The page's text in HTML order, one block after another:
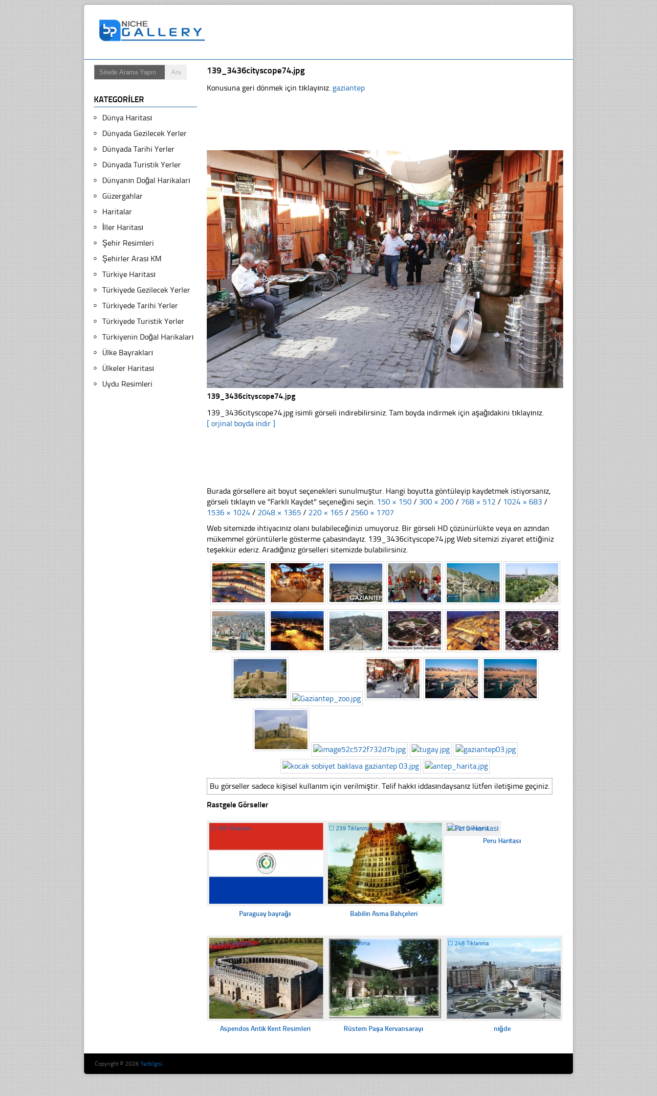
139_3436cityscope74.jpg
Konusuna geri dönmek için tıklayınız. gaziantep
139_3436cityscope74.jpg
139_3436cityscope74.jpg isimli görseli indirebilirsiniz. Tam boyda indirmek için aşağıdakini tıklayınız.
[ orjinal boyda indir ]
Burada görsellere ait boyut seçenekleri sunulmuştur. Hangi boyutta göntüleyip kaydetmek istiyorsanız,
görseli tıklayın ve "Farklı Kaydet" seçeneğini seçin. 150 × 150 / 300 × 200 / 768 × 512 / 1024 × 683 /
1536 × 1024 / 2048 × 1365 / 220 × 165 / 2560 × 1707
Web sitemizde ihtiyacınız olanı bulabileceğinizi umuyoruz. Bir görseli HD çözünürlükte veya en azından
mükemmel görüntülerle gösterme çabasındayız. 139_3436cityscope74.jpg Web sitemizi ziyaret ettiğiniz
teşekkür ederiz. Aradığınız görselleri sitemizde bulabilirsiniz.
Bu görseller sadece kişisel kullanım için verilmiştir. Telif hakkı iddasındaysanız lütfen iletişime geçiniz.
Rastgele Görseller
☐ 199 Tıklanma
Paraguay bayrağı
☐ 239 Tıklanma
Babilin Asma Bahçeleri
☐221 Tıklanma
Peru Haritası
☐207 Tıklanma
Aspendos Antik Kent Resimleri
☐ 195 Tıklanma
Rüstem Paşa Kervansarayı
☐ 248 Tıklanma
niğde
KATEGORILER
Dünya Haritası
Dünyada Gezilecek Yerler
Dünyada Tarihi Yerler
Dünyada Turistik Yerler
Dünyanın Doğal Harikaları
Güzergahlar
Haritalar
İller Haritası
Şehir Resimleri
Şehirler Arası KM
Türkiye Haritası
Türkiyede Gezilecek Yerler
Türkiyede Tarihi Yerler
Türkiyede Turistik Yerler
Türkiyenin Doğal Harikaları
Ülke Bayrakları
Ülkeler Haritası
Uydu Resimleri
Copyright © 2026 Yerbilgisi